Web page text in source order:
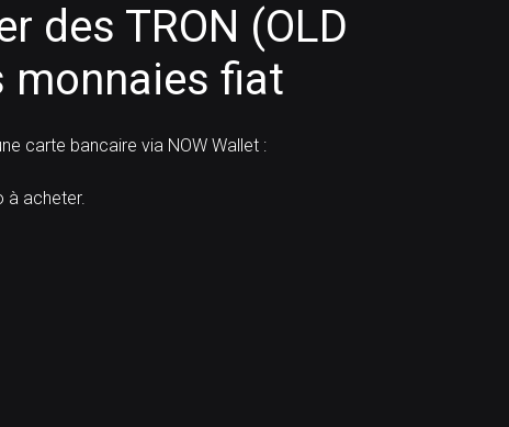
des TRON (OLD
monnaies fiat
carte bancaire via NOW Wallet :
à acheter.